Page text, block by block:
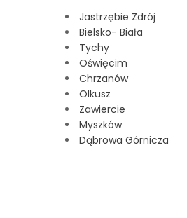
Jastrzębie Zdrój
Bielsko- Biała
Tychy
Oświęcim
Chrzanów
Olkusz
Zawiercie
Myszków
Dąbrowa Górnicza